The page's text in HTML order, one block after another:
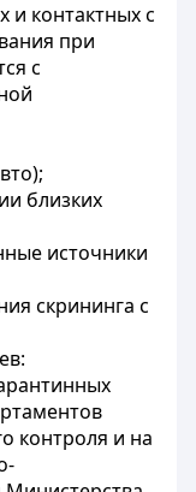
и контактных с
при
с
близких
источники
скрининга с
контроля и на